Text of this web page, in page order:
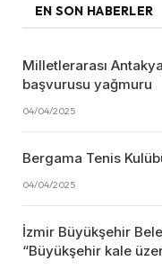
EN SON HABERLER
Milletlerarası
başvurusu yağmuru
04/04/2025
Bergama Tenis
04/04/2025
İzmir Büyükşehir
“Büyükşehir kale